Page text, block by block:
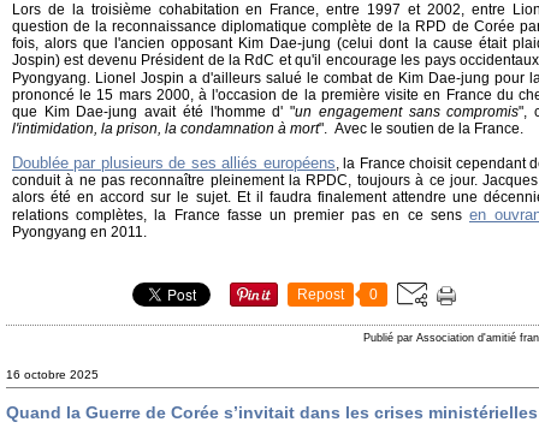
Lors de la troisième cohabitation en France, entre 1997 et 2002, entre
question de la reconnaissance diplomatique complète de la RPD de Corée
fois, alors que l'ancien opposant Kim Dae-jung (celui dont la cause était
Jospin) est devenu Président de la RdC et qu'il encourage les pays
Pyongyang. Lionel Jospin a d'ailleurs salué le combat de Kim Dae-jung pour
prononcé le 15 mars 2000, à l'occasion de la première visite en France du
que Kim Dae-jung avait été l'homme d' "un engagement sans compromis",
l'intimidation, la prison, la condamnation à mort". Avec le soutien de la France.
Doublée par plusieurs de ses alliés européens, la France choisit cependant
conduit à ne pas reconnaître pleinement la RPDC, toujours à ce jour.
alors été en accord sur le sujet. Et il faudra finalement attendre une
relations complètes, la France fasse un premier pas en ce sens en
Pyongyang en 2011.
Repost 0
Publié par Association d'amitié
16 octobre 2025
Quand la Guerre de Corée s’invitait dans les crises